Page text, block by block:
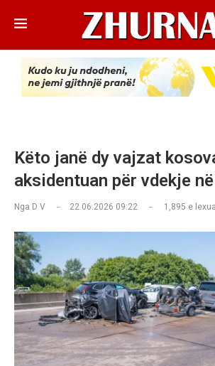
Këto janë dy vajzat
aksidentuan për vdekje
Nga D V 22.06.2026 09:22 1,895 e